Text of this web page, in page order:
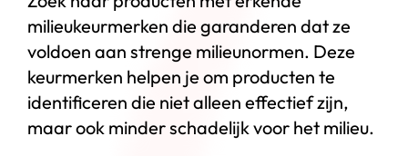
milieukeurmerken die garanderen dat ze
voldoen aan strenge milieunormen. Deze
keurmerken helpen je om producten te
identificeren die niet alleen effectief zijn,
maar ook minder schadelijk voor het milieu.